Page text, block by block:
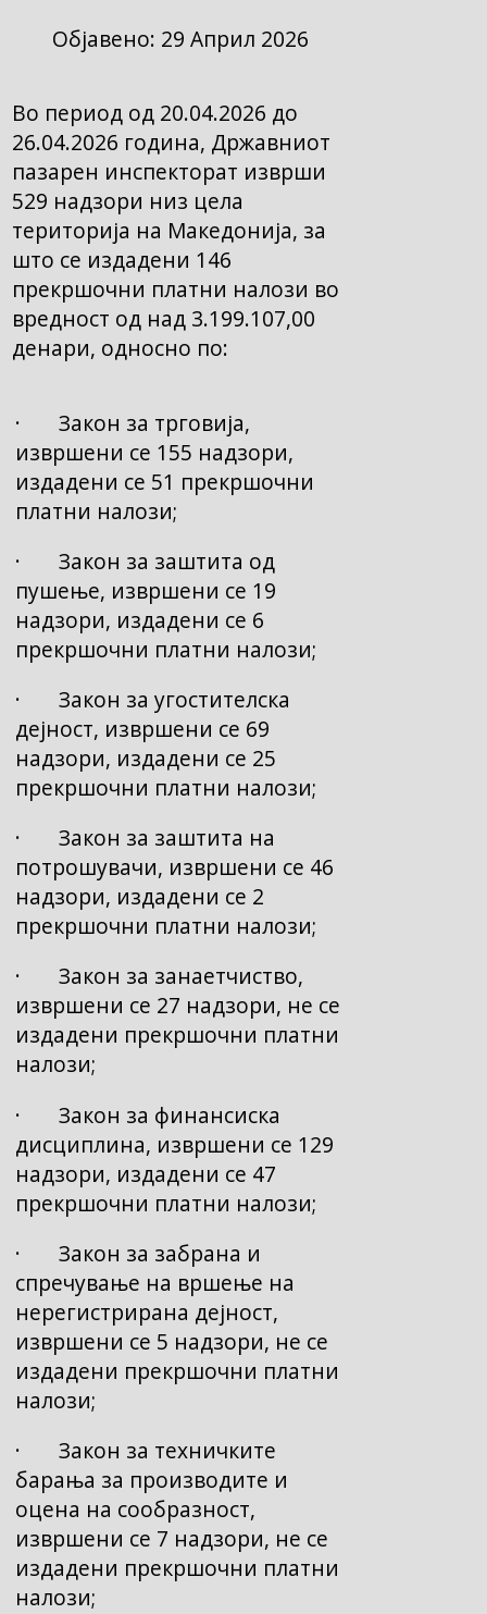
Објавено: 29 Април 2026
Во период од 20.04.2026 до
26.04.2026 година, Државниот
пазарен инспекторат изврши
529 надзори низ цела
територија на Македонија, за
што се издадени 146
прекршочни платни налози во
вредност од над 3.199.107,00
денари, односно по:
· Закон за трговија,
извршени се 155 надзори,
издадени се 51 прекршочни
платни налози;
· Закон за заштита од
пушење, извршени се 19
надзори, издадени се 6
прекршочни платни налози;
· Закон за угостителска
дејност, извршени се 69
надзори, издадени се 25
прекршочни платни налози;
· Закон за заштита на
потрошувачи, извршени се 46
надзори, издадени се 2
прекршочни платни налози;
· Закон за занаетчиство,
извршени се 27 надзори, не се
издадени прекршочни платни
налози;
· Закон за финансиска
дисциплина, извршени се 129
надзори, издадени се 47
прекршочни платни налози;
· Закон за забрана и
спречување на вршење на
нерегистрирана дејност,
извршени се 5 надзори, не се
издадени прекршочни платни
налози;
· Закон за техничките
барања за производите и
оцена на сообразност,
извршени се 7 надзори, не се
издадени прекршочни платни
налози;